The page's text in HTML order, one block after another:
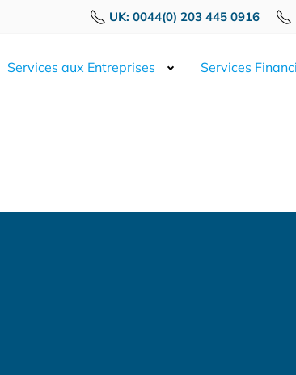
UK: 0044(0) 203 445 0916
Services aux Entreprises Services